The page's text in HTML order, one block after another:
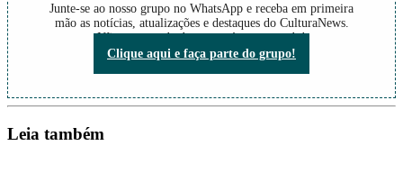
Junte-se ao nosso grupo no WhatsApp e receba em primeira
mão as notícias, atualizações e destaques do CulturaNews.
Não perca nada do que está acontecendo!
Clique aqui e faça parte do grupo!
Leia também